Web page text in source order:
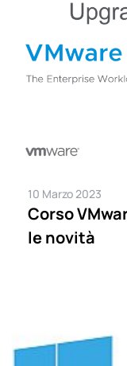
10 Marzo 2023
Corso
le novità